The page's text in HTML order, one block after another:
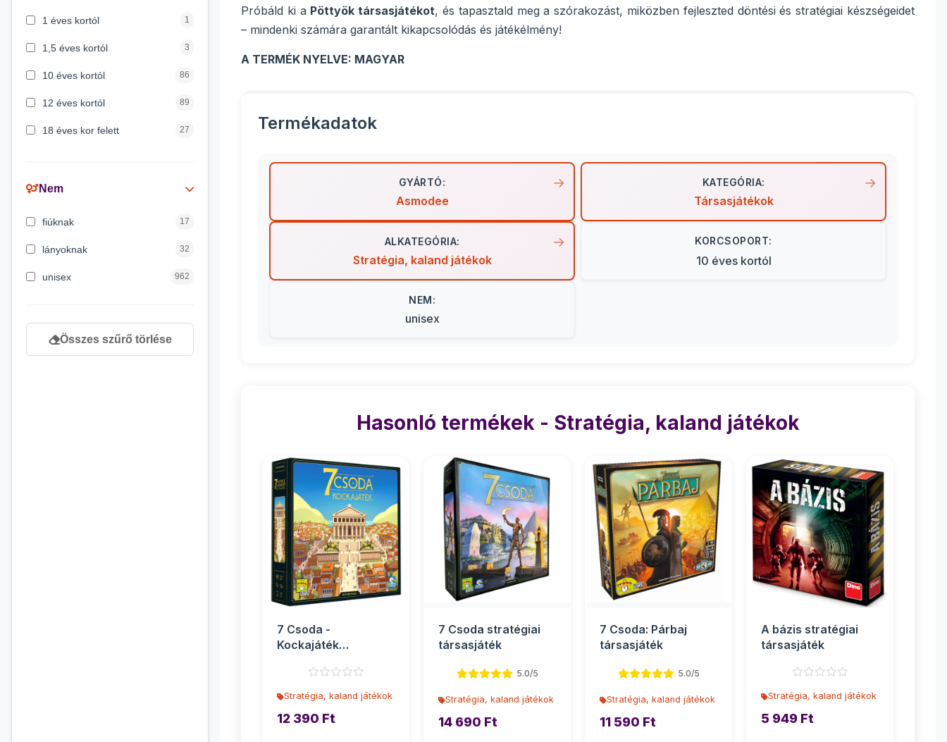
1 éves kortól 1
1,5 éves kortól 3
10 éves kortól 86
12 éves kortól 89
18 éves kor felett 27
3 éves kortól 200
7 éves kortól 53
Nem
fiúknak 17
lányoknak 32
unisex 962
Összes szűrő törlése
Próbáld ki a Pöttyök társasjátékot, és tapasztald meg a szórakozást, miközben fejleszted döntési és stratégiai készségeidet
– mindenki számára garantált kikapcsolódás és játékélmény!
A TERMÉK NYELVE: MAGYAR
Termékadatok
GYÁRTÓ:
Asmodee
KATEGÓRIA:
Társasjátékok
ALKATEGÓRIA:
Stratégia, kaland játékok
KORCSOPORT:
10 éves kortól
NEM:
unisex
Hasonló termékek - Stratégia, kaland játékok
7 Csoda -
Kockajáték
Stratégia, kaland játékok
12 390 Ft
7 Csoda stratégiai
társasjáték
5.0/5
Stratégia, kaland játékok
14 690 Ft
7 Csoda: Párbaj
társasjáték
5.0/5
Stratégia, kaland játékok
11 590 Ft
A bázis stratégiai
társasjáték
Stratégia, kaland játékok
5 949 Ft